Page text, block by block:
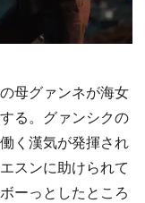
母グァンネが海女
る。グァンシクの
く漢気が発揮され
スンに助けられて
ーっとしたところ